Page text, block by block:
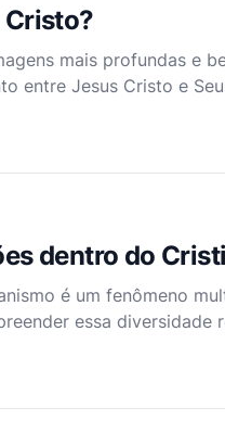
Cristo?
mais profundas e
entre Jesus Cristo e
dentro do
é um fenômeno
essa diversidade